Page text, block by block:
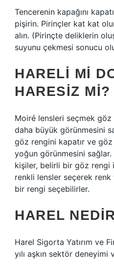
Tencerenin kapağını
pişirin. Pirinçler kat kat
alın. (Pirinçte deliklerin
suyunu çekmesi sonucu
HARELI MI
HARESIZ MI?
Moiré lensleri seçmek göz
daha büyük görünmesini
göz rengini kapatır ve
yoğun görünmesini
kişiler, belirli bir göz rengi
renkli lensler seçerek
bir rengi seçebilirler.
HAREL
Harel Sigorta Yatırım ve
yılı aşkın sektör deneyimi